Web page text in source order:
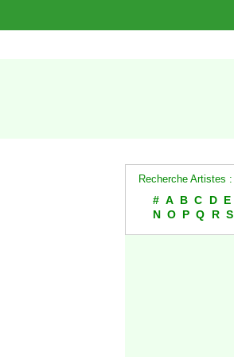
Recherche Artistes :
# A B C D E
N O P Q R S